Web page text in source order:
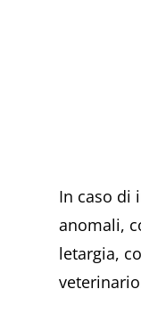
In caso di
anomali,
letargia,